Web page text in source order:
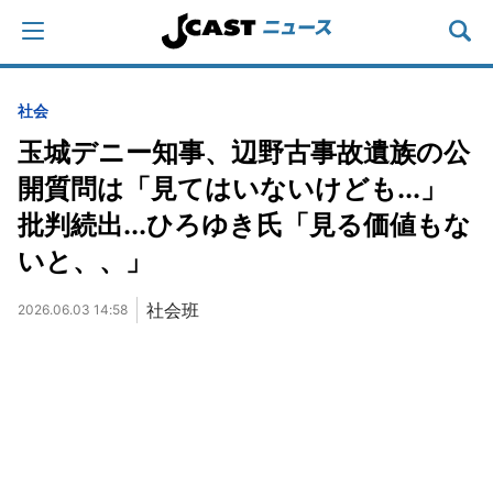
社会
玉城デニー知事、辺野古事故遺族の公
開質問は「見てはいないけども...」
批判続出...ひろゆき氏「見る価値もな
いと、、」
2026.06.03 14:58 社会班